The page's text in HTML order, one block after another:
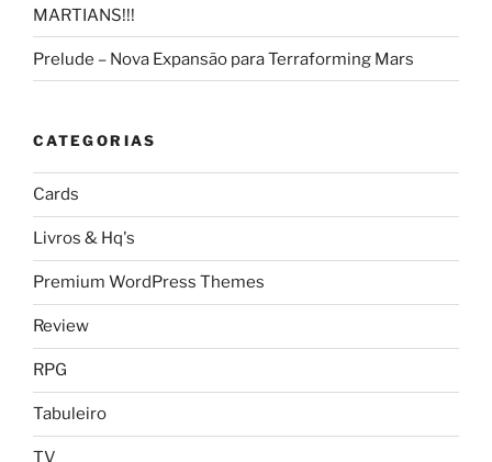
MARTIANS!!!
Prelude – Nova Expansão para Terraforming Mars
CATEGORIAS
Cards
Livros & Hq's
Premium WordPress Themes
Review
RPG
Tabuleiro
TV